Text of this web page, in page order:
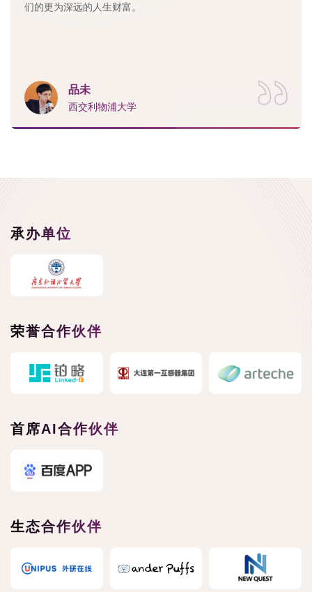
们的更为深远的人生财富。
品未
西交利物浦大学
承办单位
荣誉合作伙伴
首席AI合作伙伴
生态合作伙伴